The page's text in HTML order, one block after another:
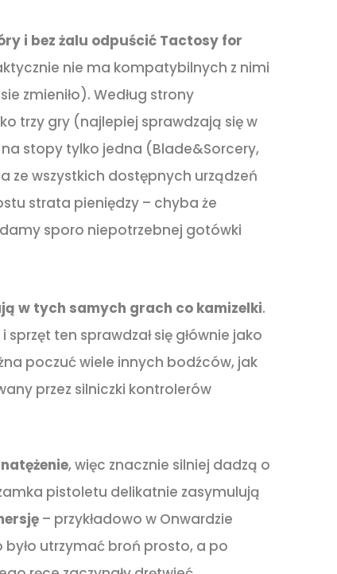
i bez żalu odpuścić Tactosy for
nie ma kompatybilnych z nimi
zmieniło). Według strony
trzy gry (najlepiej sprawdzają się w
stopy tylko jedna (Blade&Sorcery,
ze wszystkich dostępnych urządzeń
strata pieniędzy – chyba że
sporo niepotrzebnej gotówki
w tych samych grach co kamizelki.
sprzęt ten sprawdzał się głównie jako
poczuć wiele innych bodźców, jak
przez silniczki kontrolerów
, więc znacznie silniej dadzą o
pistoletu delikatnie zasymulują
– przykładowo w Onwardzie
było utrzymać broń prosto, a po